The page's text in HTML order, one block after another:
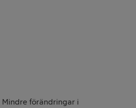
förändringar i